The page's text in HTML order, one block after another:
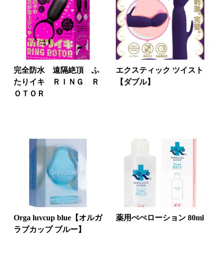
完全防水 遠隔絶頂 ふ
たりイキ ＲＩＮＧ Ｒ
ＯＴＯＲ
エクスティック ツイスト
【ダブル】
Orga luvcup blue【オルガ
ラブカップ ブルー】
薬用ぺぺローション 80ml